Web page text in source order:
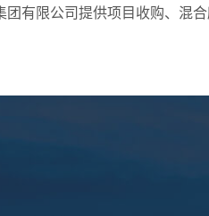
有限公司提供项目收购、混